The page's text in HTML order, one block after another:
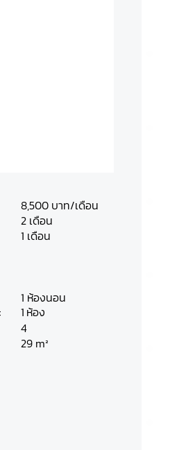
1 ห้องนอน
1
4
29 m²
ห้อง
8,500 บาท/เดือน
2 เดือน
1 เดือน